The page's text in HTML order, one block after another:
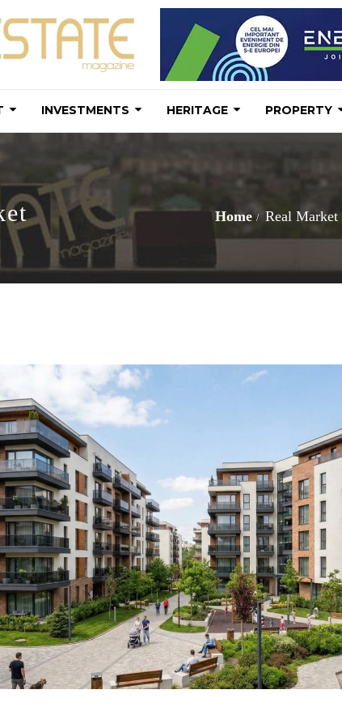
INVESTMENTS HERITAGE PROPERTY
Home Real Market